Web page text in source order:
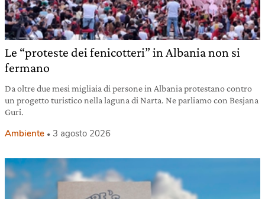
Le “proteste dei fenicotteri” in Albania non si
fermano
Da oltre due mesi migliaia di persone in Albania protestano contro
un progetto turistico nella laguna di Narta. Ne parliamo con Besjana
Guri.
Ambiente 3 agosto 2026